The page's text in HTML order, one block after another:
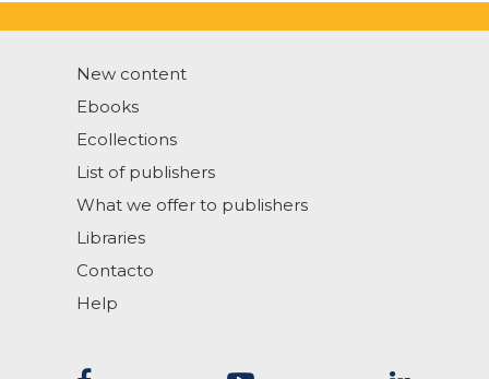
New content
Ebooks
Ecollections
List of publishers
What we offer to publishers
Libraries
Contacto
Help